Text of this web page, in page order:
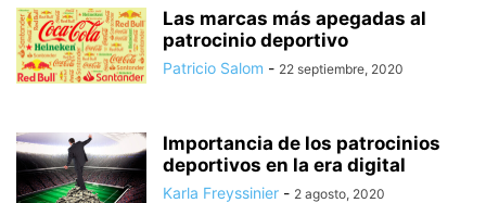
Las marcas más apegadas al
patrocinio deportivo
Patricio Salom - 22 septiembre, 2020
Importancia de los patrocinios
deportivos en la era digital
Karla Freyssinier - 2 agosto, 2020